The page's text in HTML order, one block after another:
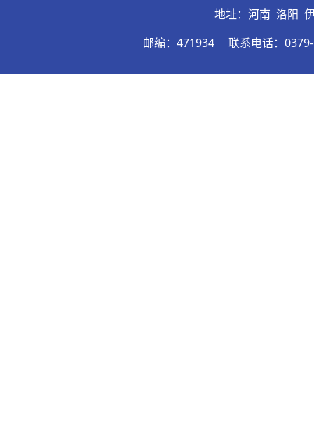
地址：河南 洛阳
邮编：471934
联系电话：